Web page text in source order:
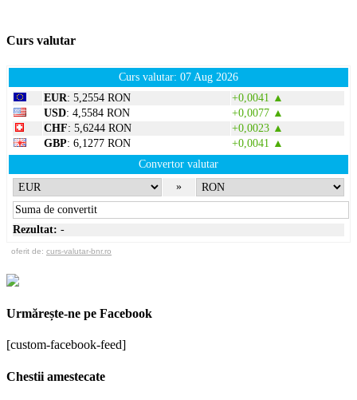
Curs valutar
Curs valutar: 07 Aug 2026
EUR: 5,2554 RON
+0,0041 ▲
USD: 4,5584 RON
+0,0077 ▲
CHF: 5,6244 RON
+0,0023 ▲
GBP: 6,1277 RON
+0,0041 ▲
Convertor valutar
»
Rezultat: -
oferit de: curs-valutar-bnr.ro
Urmărește-ne pe Facebook
[custom-facebook-feed]
Chestii amestecate